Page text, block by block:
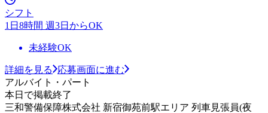
シフト
1日8時間 週3日からOK
未経験OK
詳細を見る
応募画面に進む
アルバイト・パート
本日で掲載終了
三和警備保障株式会社 新宿御苑前駅エリア 列車見張員(夜